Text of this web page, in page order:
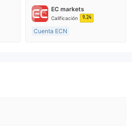
Supervisión en Australia
EC markets
Calificación 9.24
Cuenta ECN